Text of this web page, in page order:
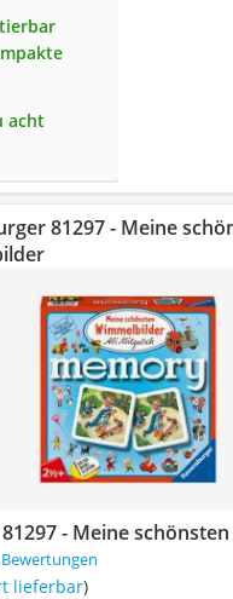
acht
81297 - Meine
- Meine
lieferbar)